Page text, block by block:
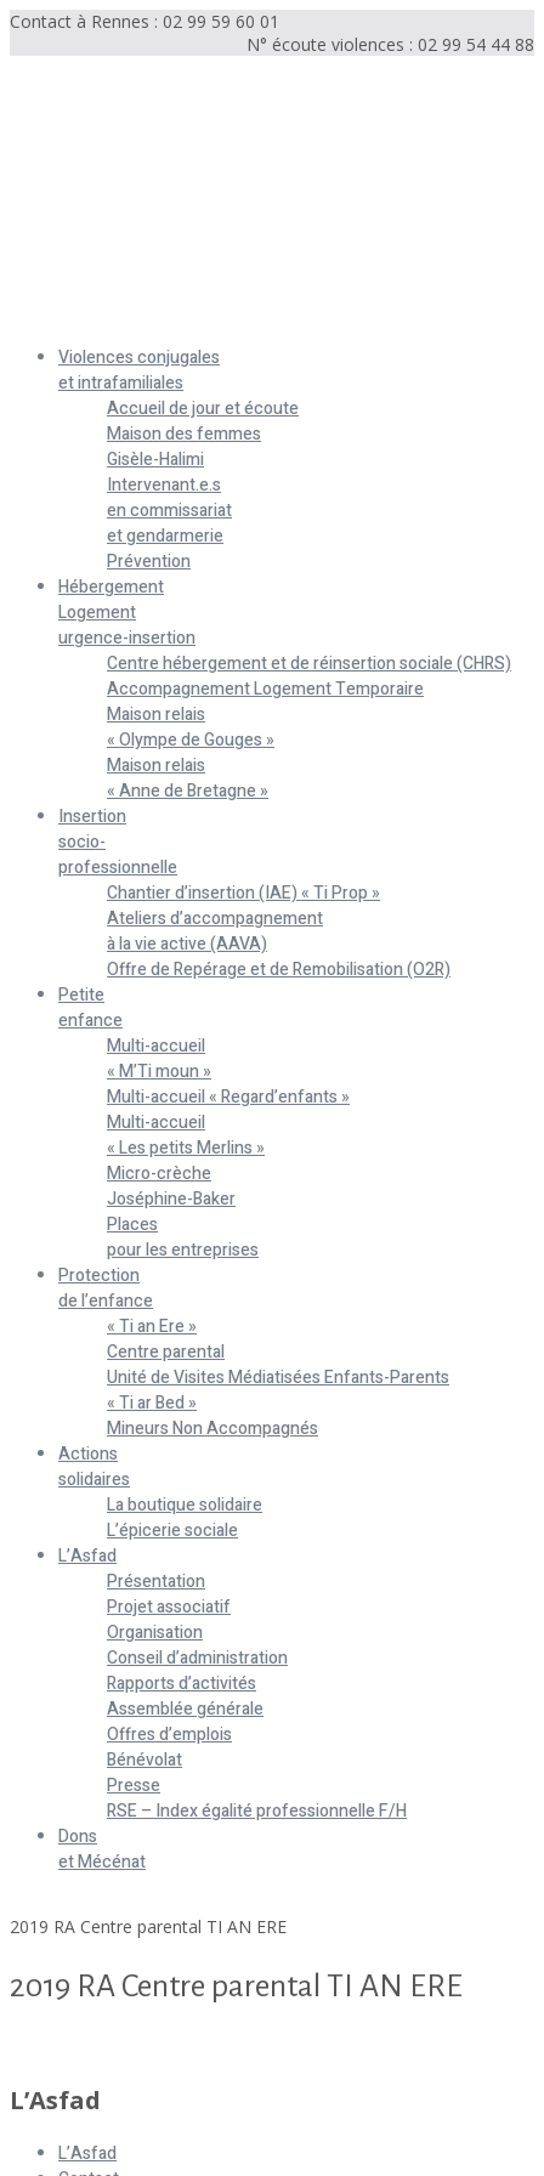
Contact à Rennes : 02 99 59 60 01
N° écoute violences : 02 99 54 44 88
Violences conjugales
et intrafamiliales
Accueil de jour et écoute
Maison des femmes
Gisèle-Halimi
Intervenant.e.s
en commissariat
et gendarmerie
Prévention
Hébergement
Logement
urgence-insertion
Centre hébergement et de réinsertion sociale (CHRS)
Accompagnement Logement Temporaire
Maison relais
« Olympe de Gouges »
Maison relais
« Anne de Bretagne »
Insertion
socio-
professionnelle
Chantier d’insertion (IAE) « Ti Prop »
Ateliers d’accompagnement
à la vie active (AAVA)
Offre de Repérage et de Remobilisation (O2R)
Petite
enfance
Multi-accueil
« M’Ti moun »
Multi-accueil « Regard’enfants »
Multi-accueil
« Les petits Merlins »
Micro-crèche
Joséphine-Baker
Places
pour les entreprises
Protection
de l’enfance
« Ti an Ere »
Centre parental
Unité de Visites Médiatisées Enfants-Parents
« Ti ar Bed »
Mineurs Non Accompagnés
Actions
solidaires
La boutique solidaire
L’épicerie sociale
L’Asfad
Présentation
Projet associatif
Organisation
Conseil d’administration
Rapports d’activités
Assemblée générale
Offres d’emplois
Bénévolat
Presse
RSE – Index égalité professionnelle F/H
Dons
et Mécénat
2019 RA Centre parental TI AN ERE
2019 RA Centre parental TI AN ERE
L’Asfad
L’Asfad